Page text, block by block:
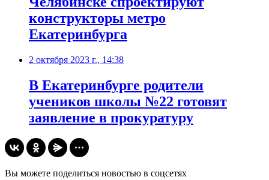
конструкторы метро
Екатеринбурга
2 октября 2023 г., 14:38
В Екатеринбурге родители
учеников школы №22 готовят
заявление в прокуратуру
Вы можете поделиться новостью в соцсетях